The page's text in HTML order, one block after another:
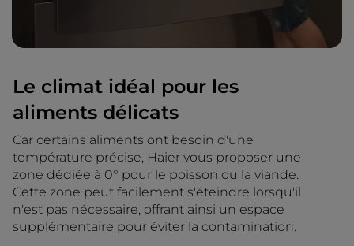
Le climat idéal pour les
aliments délicats
Car certains aliments ont besoin d'une
température précise, Haier vous proposer une
zone dédiée à 0° pour le poisson ou la viande.
Cette zone peut facilement s'éteindre lorsqu'il
n'est pas nécessaire, offrant ainsi un espace
supplémentaire pour éviter la contamination.